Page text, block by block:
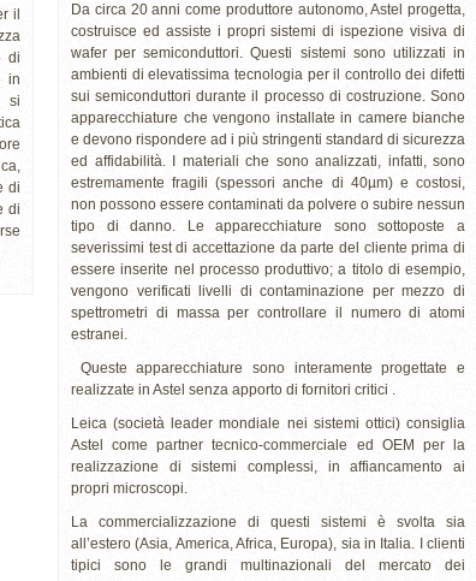
il
di
in
si
di
di
Da circa 20 anni come produttore autonomo, Astel progetta,
costruisce ed assiste i propri sistemi di ispezione visiva di
wafer per semiconduttori. Questi sistemi sono utilizzati in
ambienti di elevatissima tecnologia per il controllo dei difetti
sui semiconduttori durante il processo di costruzione. Sono
apparecchiature che vengono installate in camere bianche
e devono rispondere ad i più stringenti standard di sicurezza
ed affidabilità. I materiali che sono analizzati, infatti, sono
estremamente fragili (spessori anche di 40µm) e costosi,
non possono essere contaminati da polvere o subire nessun
tipo di danno. Le apparecchiature sono sottoposte a
severissimi test di accettazione da parte del cliente prima di
essere inserite nel processo produttivo; a titolo di esempio,
vengono verificati livelli di contaminazione per mezzo di
spettrometri di massa per controllare il numero di atomi
estranei.
Queste apparecchiature sono interamente progettate e
realizzate in Astel senza apporto di fornitori critici .
Leica (società leader mondiale nei sistemi ottici) consiglia
Astel come partner tecnico-commerciale ed OEM per la
realizzazione di sistemi complessi, in affiancamento ai
propri microscopi.
La commercializzazione di questi sistemi è svolta sia
all’estero (Asia, America, Africa, Europa), sia in Italia. I clienti
tipici sono le grandi multinazionali del mercato dei